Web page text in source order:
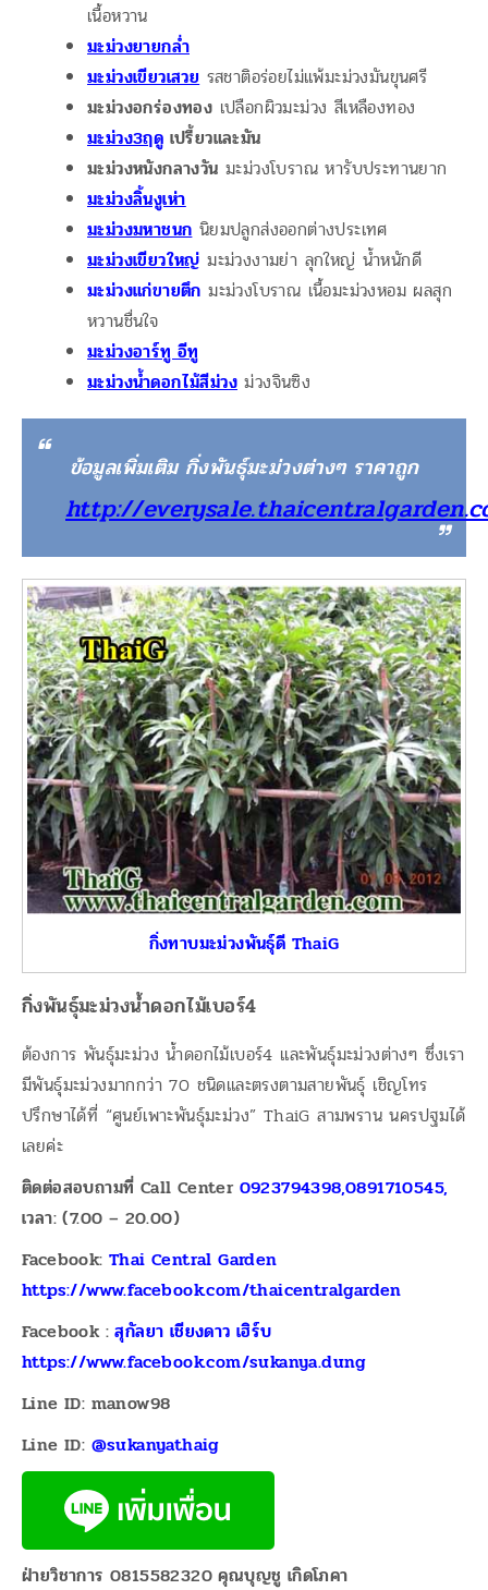
เนื้อหวาน
มะม่วงยายกล่ำ
มะม่วงเขียวเสวยรสชาติอร่อยไม่แพ้มะม่วงมันขุนศรี
มะม่วงอกร่องทอง เปลือกผิวมะม่วง สีเหลืองทอง
มะม่วง3ฤดู เปรี้ยวและมัน
มะม่วงหนังกลางวัน มะม่วงโบราณ หารับประทานยาก
มะม่วงลิ้นงูเห่า
มะม่วงมหาชนกนิยมปลูกส่งออกต่างประเทศ
มะม่วงเขียวใหญ่ มะม่วงงามย่า ลุกใหญ่ น้ำหนักดี
มะม่วงแก่ขายตึก มะม่วงโบราณ เนื้อมะม่วงหอม ผลสุก
หวานชื่นใจ
มะม่วงอาร์ทู อีทู
มะม่วงน้ำดอกไม้สีม่วง ม่วงจินซิง
ข้อมูลเพิ่มเติม กิ่งพันธุ์มะม่วงต่างๆ ราคาถูก
http://
กิ่งทาบมะม่วงพันธุ์ดี ThaiG
กิ่งพันธุ์มะม่วงน้ำดอกไม้เบอร์4
ต้องการ พันธุ์มะม่วง น้ำดอกไม้เบอร์4 และพันธุ์มะม่วงต่างๆ ซึ่งเรา
มีพันธุ์มะม่วงมากกว่า 70 ชนิดและตรงตามสายพันธุ์ เชิญโทร
ปรึกษาได้ที่ “ศูนย์เพาะพันธุ์มะม่วง” ThaiG สามพราน นครปฐมได้
เลยค่ะ
ติดต่อสอบถามที่ Call Center 0923794398,0891710545,
เวลา: (7.00 – 20.00)
Facebook:Thai Central Garden
https://www.facebook.com/thaicentralgarden
Facebook :สุกัลยา เชียงดาว เฮิร์บ
https://www.facebook.com/sukanya.dung
Line ID: manow98
Line ID: @sukanyathaig
ฝ่ายวิชาการ 0815582320 คุณบุญชู เกิดโภคา